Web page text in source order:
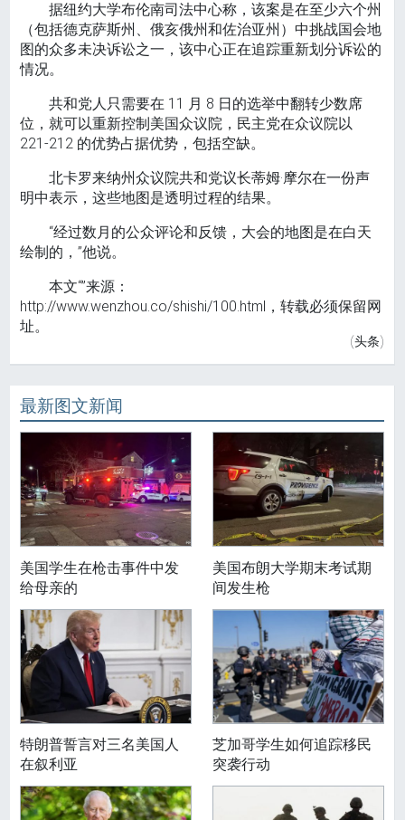
据纽约大学布伦南司法中心称，该案是在至少六个州
（包括德克萨斯州、俄亥俄州和佐治亚州）中挑战国会地
图的众多未决诉讼之一，该中心正在追踪重新划分诉讼的
情况。
共和党人只需要在 11 月 8 日的选举中翻转少数席
位，就可以重新控制美国众议院，民主党在众议院以
221-212 的优势占据优势，包括空缺。
北卡罗来纳州众议院共和党议长蒂姆·摩尔在一份声
明中表示，这些地图是透明过程的结果。
“经过数月的公众评论和反馈，大会的地图是在白天
绘制的，”他说。
本文“”来源：
http://www.wenzhou.co/shishi/100.html，转载必须保留网
址。
(头条)
最新图文新闻
美国学生在枪击事件中发
给母亲的
美国布朗大学期末考试期
间发生枪
特朗普誓言对三名美国人
在叙利亚
芝加哥学生如何追踪移民
突袭行动